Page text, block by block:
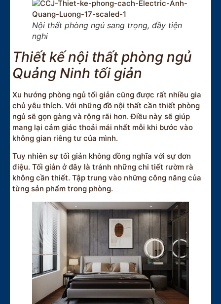
Nội thất phòng ngủ sang trọng, đầy tiện
nghi
Thiết kế nội thất phòng ngủ
Quảng Ninh tối giản
Xu hướng phòng ngủ tối giản cũng được rất nhiều gia
chủ yêu thích. Với những đồ nội thất cần thiết phòng
ngủ sẽ gọn gàng và rộng rãi hơn. Điều này sẽ giúp
mang lại cảm giác thoải mái nhất mỗi khi bước vào
không gian riêng tư của mình.
Tuy nhiên sự tối giản không đồng nghĩa với sự đơn
điệu. Tối giản ở đây là tránh những chi tiết rườm rà
không cần thiết. Tập trung vào những công năng của
từng sản phẩm trong phòng.